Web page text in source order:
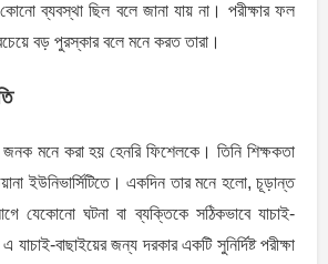
কোনো ব্যবস্থা ছিল বলে জানা যায় না। পরীক্ষার ফল
বড় পুরস্কার বলে মনে করত তারা।
মনে করা হয় হেনরি ফিশেলকে। তিনি শিক্ষকতা
ইউনিভার্সিটিতে। একদিন তার মনে হলো, চূড়ান্ত
যেকোনো ঘটনা বা ব্যক্তিকে সঠিকভাবে যাচাই-
বাছাইয়ের জন্য দরকার একটি সুনির্দিষ্ট পরীক্ষা